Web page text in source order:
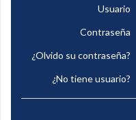
Usuario
Contraseña
¿Olvido su contraseña?
¿No tiene usuario?